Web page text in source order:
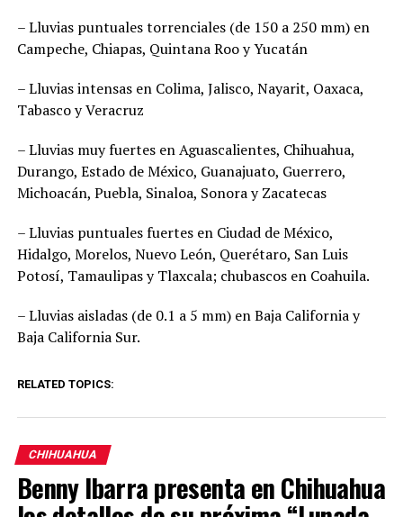
– Lluvias puntuales torrenciales (de 150 a 250 mm) en
Campeche, Chiapas, Quintana Roo y Yucatán
– Lluvias intensas en Colima, Jalisco, Nayarit, Oaxaca,
Tabasco y Veracruz
– Lluvias muy fuertes en Aguascalientes, Chihuahua,
Durango, Estado de México, Guanajuato, Guerrero,
Michoacán, Puebla, Sinaloa, Sonora y Zacatecas
– Lluvias puntuales fuertes en Ciudad de México,
Hidalgo, Morelos, Nuevo León, Querétaro, San Luis
Potosí, Tamaulipas y Tlaxcala; chubascos en Coahuila.
– Lluvias aisladas (de 0.1 a 5 mm) en Baja California y
Baja California Sur.
RELATED TOPICS:
CHIHUAHUA
Benny Ibarra presenta en Chihuahua